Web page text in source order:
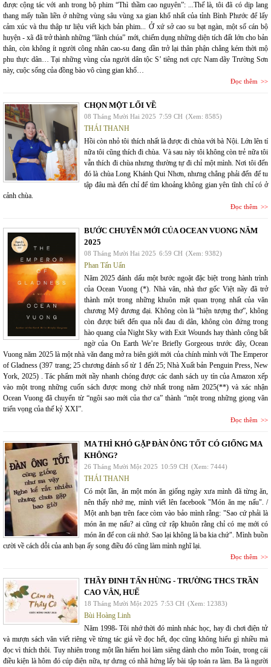
được cộng tác với anh trong bộ phim “Thì thầm cao nguyên”: ...Thế là, tôi đã có dịp lang
thang mấy tuần liền ở những vùng sâu vùng xa gian khổ nhất của tỉnh Bình Phước để lấy
cảm xúc và thu thập tư liệu viết kịch bản phim... Ở xứ sở cao su bạt ngàn, một số cán bộ
huyện - xã đã trở thành những “lãnh chúa” mới, chiếm dụng những diện tích đất lớn cho bản
thân, còn không ít người công nhân cao-su đang dần trở lại thân phận chẳng kém thời mộ
phu thực dân… Tại những vùng của người dân tộc S’ tiêng nơi cực Nam dãy Trường Sơn
này, cuộc sống của đồng bào vô cùng gian khổ…
Đọc thêm
CHỌN MỘT LỐI VỀ
08 Tháng Mười Hai 2025 7:59 CH (Xem: 8585)
THÁI THANH
Hồi còn nhỏ tôi thích nhất là được đi chùa với bà Nội. Lớn lên tí
nữa tôi cũng thích đi chùa. Và sau này tôi không còn trẻ nữa tôi
vẫn thích đi chùa nhưng thường tự đi chỉ một mình. Nơi tôi đến
đó là chùa Long Khánh Qui Nhơn, nhưng chẳng phải đến để tu
tập đâu mà đến chỉ để tìm khoảng không gian yên tĩnh chỉ có ở
cảnh chùa.
Đọc thêm
BƯỚC CHUYỂN MỚI CỦA OCEAN VUONG NĂM
2025
08 Tháng Mười Hai 2025 6:59 CH (Xem: 9382)
Phan Tấn Uẩn
Năm 2025 đánh dấu một bước ngoặt đặc biệt trong hành trình
của Ocean Vuong (*). Nhà văn, nhà thơ gốc Việt nầy đã trở
thành một trong những khuôn mặt quan trọng nhất của văn
chương Mỹ đương đại. Không còn là “hiện tượng thơ”, không
còn được biết đến qua nỗi đau di dân, không còn đứng trong
hào quang của Night Sky with Exit Wounds hay thành công bất
ngờ của On Earth We’re Briefly Gorgeous trước đây, Ocean
Vuong năm 2025 là một nhà văn đang mở ra biên giới mới của chính mình với The Emperor
of Gladness (397 trang; 25 chương đánh số từ 1 đến 25; Nhà Xuất bản Penguin Press, New
York, 2025) . Tác phẩm mới nầy nhanh chóng được các danh sách uy tín của Amazon xếp
vào một trong những cuốn sách được mong chờ nhất trong năm 2025(**) và xác nhận
Ocean Vuong đã chuyển từ “ngôi sao mới của thơ ca” thành “một trong những giọng văn
triển vọng của thế kỷ XXI”.
Đọc thêm
MA THÌ KHÓ GẶP ĐÀN ÔNG TỐT CÓ GIỐNG MA
KHÔNG?
26 Tháng Mười Một 2025 10:59 CH (Xem: 7444)
THÁI THANH
Có một lần, ăn một món ăn giống ngày xưa mình đã từng ăn,
nên thấy nhớ mẹ, mình viết lên facebook "Món ăn mẹ nấu". /
Một anh bạn trên face còm vào bảo mình rằng: "Sao cứ phải là
món ăn mẹ nấu? ai cũng cứ rập khuôn rằng chỉ có mẹ mới có
món ăn để con cái nhớ. Sao lại không là ba kia chứ". Mình buồn
cười về cách dỗi của anh bạn ấy song điều đó cũng làm mình nghĩ lại.
Đọc thêm
THẦY ĐINH TẤN HÙNG - TRƯỜNG THCS TRẦN
CAO VÂN, HUẾ
18 Tháng Mười Một 2025 7:53 CH (Xem: 12383)
Bùi Hoàng Linh
Năm 1998- Tôi nhớ thời đó mình nhác học, hay đi chơi điện tử
và mượn sách văn viết riêng về từng tác giả về đọc hết, đọc cũng không hiểu gì nhiều mà
đọc vì thích thôi. Tuy nhiên trong một lần hiếm hoi làm siêng dành cho môn Toán, trong cái
điều kiện là hôm đó cúp điện nữa, tự dưng có nhã hứng lấy bài tập toán ra làm. Ba là người